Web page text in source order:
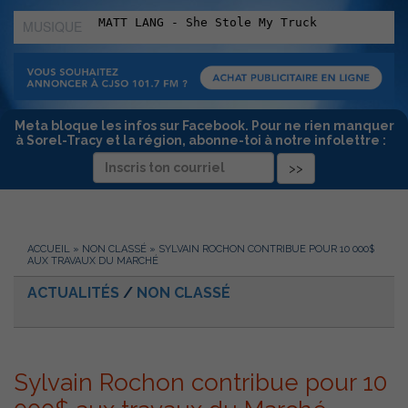
MUSIQUE
:
Meta bloque les infos sur Facebook. Pour ne rien manquer
à Sorel-Tracy et la région, abonne-toi à notre infolettre :
ACCUEIL » NON CLASSÉ » SYLVAIN ROCHON CONTRIBUE POUR 10 000$
AUX TRAVAUX DU MARCHÉ
ACTUALITÉS / NON CLASSÉ
Sylvain Rochon contribue pour 10